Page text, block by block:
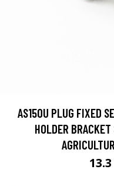
AS150U PLUG FIXED
HOLDER